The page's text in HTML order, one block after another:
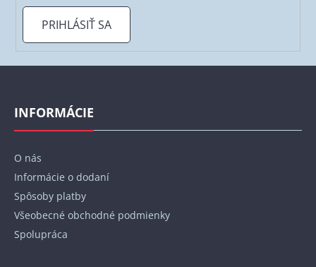
PRIHLÁSIŤ SA
Z
INFORMÁCIE
O nás
Informácie o dodaní
Spôsoby platby
Všeobecné obchodné podmienky
Spolupráca